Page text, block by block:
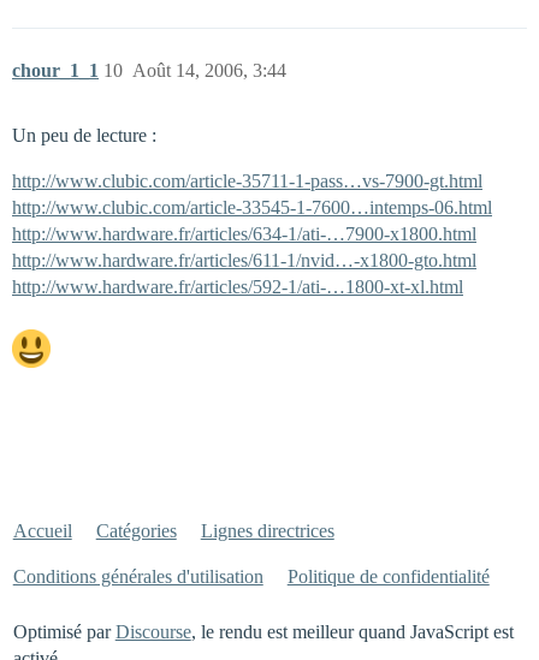
chour_1_1 Août 14, 2006, 3:44
10
Un peu de lecture :
http://www.clubic.com/article-35711-1-pass…vs-7900-gt.html
http://www.clubic.com/article-33545-1-7600…intemps-06.html
http://www.hardware.fr/articles/634-1/ati-…7900-x1800.html
http://www.hardware.fr/articles/611-1/nvid…-x1800-gto.html
http://www.hardware.fr/articles/592-1/ati-…1800-xt-xl.html
Accueil Catégories Lignes directrices
Conditions générales d'utilisation Politique de confidentialité
Optimisé parDiscourse, le rendu est meilleur quand JavaScript est